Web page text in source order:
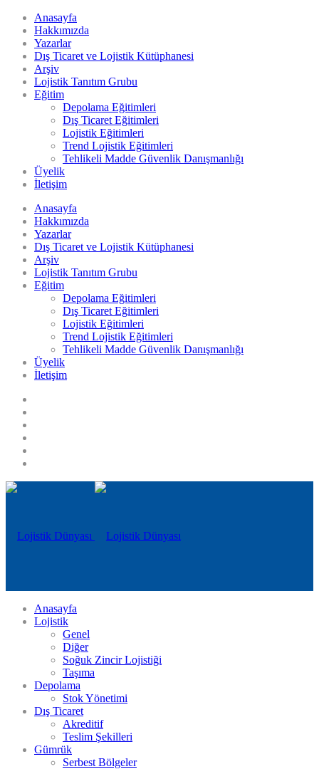
Anasayfa
Hakkımızda
Yazarlar
Dış Ticaret ve Lojistik Kütüphanesi
Arşiv
Lojistik Tanıtım Grubu
Eğitim
Depolama Eğitimleri
Dış Ticaret Eğitimleri
Lojistik Eğitimleri
Trend Lojistik Eğitimleri
Tehlikeli Madde Güvenlik Danışmanlığı
Üyelik
İletişim
Anasayfa
Hakkımızda
Yazarlar
Dış Ticaret ve Lojistik Kütüphanesi
Arşiv
Lojistik Tanıtım Grubu
Eğitim
Depolama Eğitimleri
Dış Ticaret Eğitimleri
Lojistik Eğitimleri
Trend Lojistik Eğitimleri
Tehlikeli Madde Güvenlik Danışmanlığı
Üyelik
İletişim
Anasayfa
Lojistik
Genel
Diğer
Soğuk Zincir Lojistiği
Taşıma
Depolama
Stok Yönetimi
Dış Ticaret
Akreditif
Teslim Şekilleri
Gümrük
Serbest Bölgeler